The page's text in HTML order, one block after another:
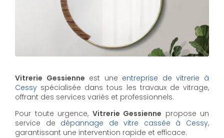
Vitrerie Gessienne est une entreprise de vitrerie à
Cessy spécialisée dans tous les travaux de vitrage,
offrant des services variés et professionnels.
Pour toute urgence, Vitrerie Gessienne propose un
service de dépannage de vitre cassée à Cessy,
garantissant une intervention rapide et efficace.